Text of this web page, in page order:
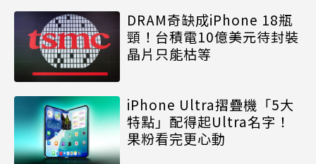
DRAM奇缺成iPhone 18瓶
頸！台積電10億美元待封裝
晶片只能枯等
iPhone Ultra摺疊機「5大
特點」配得起Ultra名字！
果粉看完更心動